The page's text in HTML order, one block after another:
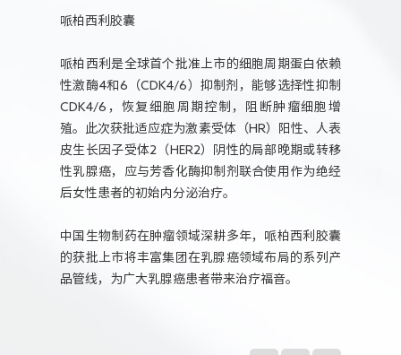
哌柏西利胶囊
哌柏西利是全球首个批准上市的细胞周期蛋白依赖
性激酶4和6（CDK4/6）抑制剂，能够选择性抑制
CDK4/6，恢复细胞周期控制，阻断肿瘤细胞增
殖。此次获批适应症为激素受体（HR）阳性、人表
皮生长因子受体2（HER2）阴性的局部晚期或转移
性乳腺癌，应与芳香化酶抑制剂联合使用作为绝经
后女性患者的初始内分泌治疗。
中国生物制药在肿瘤领域深耕多年，哌柏西利胶囊
的获批上市将丰富集团在乳腺癌领域布局的系列产
品管线，为广大乳腺癌患者带来治疗福音。